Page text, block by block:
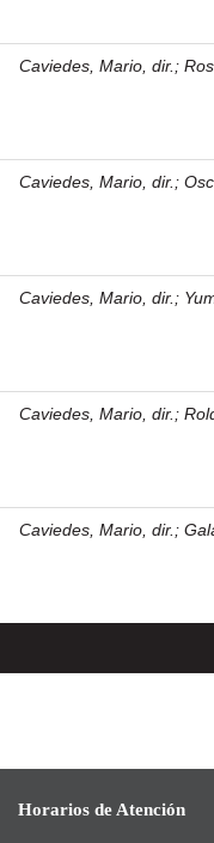
Caviedes, Mario, dir. ;
Caviedes, Mario, dir. ;
Caviedes, Mario, dir. ;
Caviedes, Mario, dir. ;
Caviedes, Mario, dir. ;
Horarios de Atención